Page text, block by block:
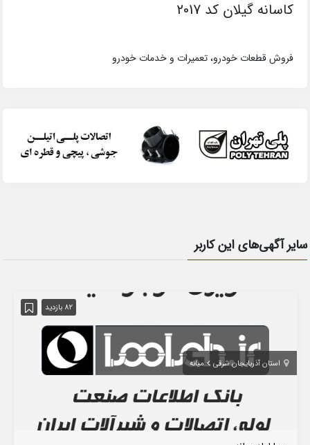
کاسانه گیلان کد 2017
فروش قطعات خودرو، تعمیرات و خدمات خودرو
سایر آگهی‌های این کاربر
82 بازدید
استان آذربایجان شرقی میانه